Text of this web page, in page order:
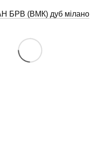
БРВ (ВМК) дуб мілано